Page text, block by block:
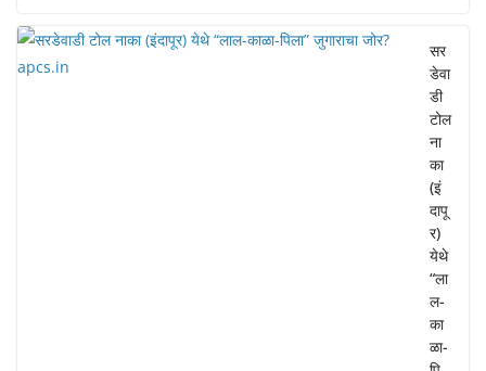
सर
डेवा
डी
टोल
ना
का
(इं
दापू
र)
येथे
“ला
ल-
का
ळा-